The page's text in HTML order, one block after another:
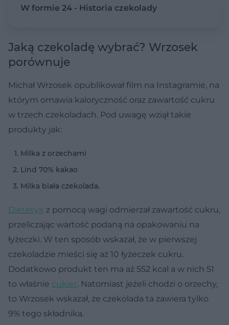
W formie 24 - Historia czekolady
Jaką czekoladę wybrać? Wrzosek
porównuje
Michał Wrzosek opublikował film na Instagramie, na
którym omawia kaloryczność oraz zawartość cukru
w trzech czekoladach. Pod uwagę wziął takie
produkty jak:
Milka z orzechami
Lind 70% kakao
Milka biała czekolada.
Dietetyk z pomocą wagi odmierzał zawartość cukru,
przeliczając wartość podaną na opakowaniu na
łyżeczki. W ten sposób wskazał, że w pierwszej
czekoladzie mieści się aż 10 łyżeczek cukru.
Dodatkowo produkt ten ma aż 552 kcal a w nich 51
to właśnie cukier. Natomiast jeżeli chodzi o orzechy,
to Wrzosek wskazał, że czekolada ta zawiera tylko
9% tego składnika.